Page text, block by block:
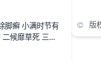
脚癣 小满时节有
二候靡草死 三候
版